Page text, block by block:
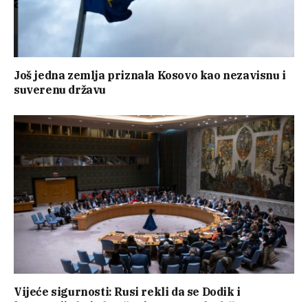
Još jedna zemlja priznala Kosovo kao nezavisnu i
suverenu državu
Vijeće sigurnosti: Rusi rekli da se Dodik i